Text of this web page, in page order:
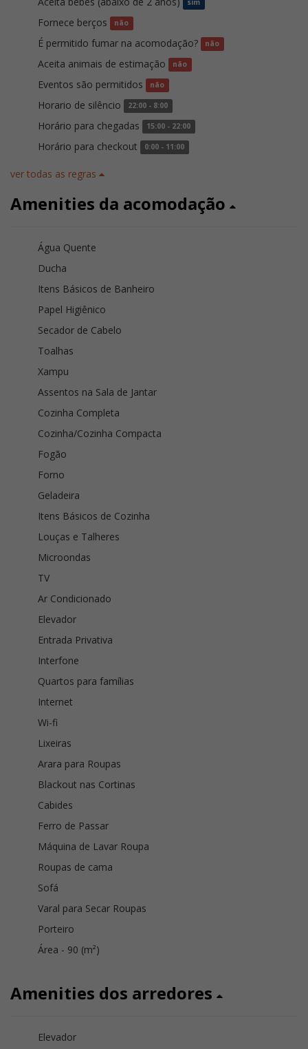
sim
Fornece berços não
É permitido fumar na acomodação? não
Aceita animais de estimação não
Eventos são permitidos não
Horario de silêncio 22:00 - 8:00
Horário para chegadas 15:00 - 22:00
Horário para checkout 0:00 - 11:00
ver todas as regras
Amenities da acomodação
Água Quente
Ducha
Itens Básicos de Banheiro
Papel Higiênico
Secador de Cabelo
Toalhas
Xampu
Assentos na Sala de Jantar
Cozinha Completa
Cozinha/Cozinha Compacta
Fogão
Forno
Geladeira
Itens Básicos de Cozinha
Louças e Talheres
Microondas
TV
Ar Condicionado
Elevador
Entrada Privativa
Interfone
Quartos para famílias
Internet
Wi-fi
Lixeiras
Arara para Roupas
Blackout nas Cortinas
Cabides
Ferro de Passar
Máquina de Lavar Roupa
Roupas de cama
Sofá
Varal para Secar Roupas
Porteiro
Área - 90 (m²)
Amenities dos arredores
Elevador